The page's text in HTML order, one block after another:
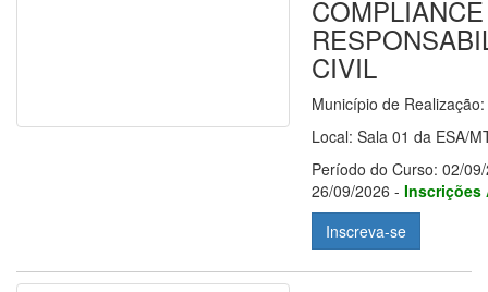
CIVIL
Município de
Local: Sala 01 da ESA/
Período do Curso: 02/
26/09/2026 - Inscrições
Inscreva-se